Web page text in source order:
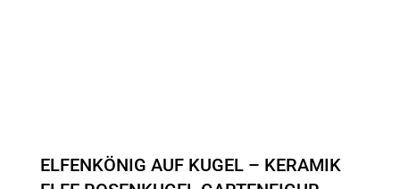
ELFENKÖNIG AUF KUGEL – KERAMIK